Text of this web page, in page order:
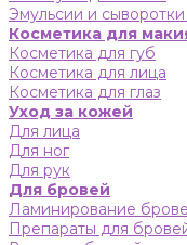
Эмульсии и
Косметика для
Косметика для губ
Косметика для лица
Косметика для глаз
Уход за кожей
Для лица
Для ног
Для рук
Для бровей
Ламинирование
Препараты для